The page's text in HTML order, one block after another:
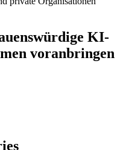
KI-
voranbringen